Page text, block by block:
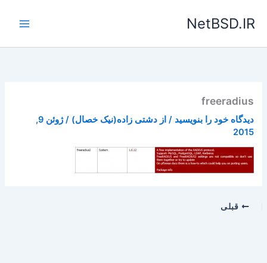
NetBSD.IR
freeradius
دیدگاه‌ خود را بنویسید / از دشتی زاده(نیک خصال)/
ژوئن 9,
2015
قبلی